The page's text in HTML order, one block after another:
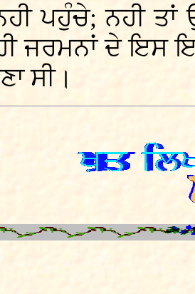
ਪਹੁੰਚੇ; ਨਹੀ ਤਾਂ
ਜਰਮਨਾਂ ਦੇ ਇਸ
ਸੀ।